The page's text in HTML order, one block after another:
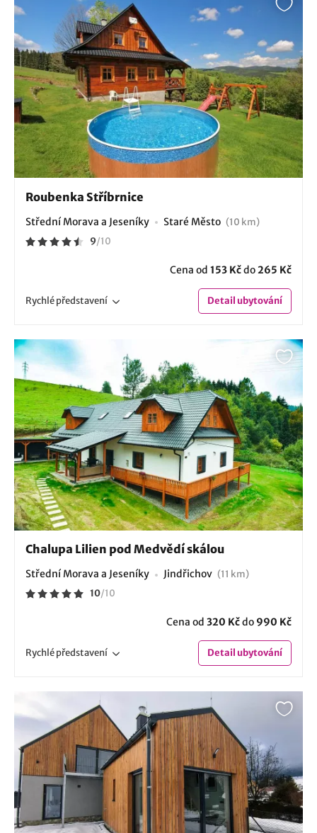
Roubenka Stříbrnice
Střední Morava a Jeseníky Staré Město (10 km)
9/10
Cena od 153 Kčdo 265 Kč
Rychlépředstavení Detailubytování
Chalupa Lilien pod Medvědí skálou
Střední Morava a Jeseníky Jindřichov (11 km)
10/10
Cena od 320 Kčdo 990 Kč
Rychlépředstavení Detailubytování